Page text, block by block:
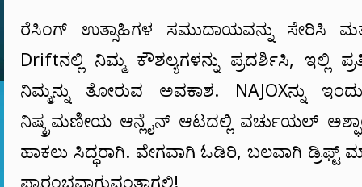
ರೆಸಿಂಗ್ ಉತ್ಸಾಹಿಗಳ ಸಮುದಾಯವನ್ನು ಸೇರಿಸಿ
Drift‌ನಲ್ಲಿ ನಿಮ್ಮ ಕೌಶಲ್ಯಗಳನ್ನು ಪ್ರದರ್ಶಿಸಿ, ಇಲ್ಲಿ
ನಿಮ್ಮನ್ನು ತೋರುವ ಅವಕಾಶ. NAJOXನ್ನು
ನಿಷ್ಕ್ರಮಣೀಯ ಆನ್ಲೈನ್ ಆಟದಲ್ಲಿ ವರ್ಚುಯಲ್
ಹಾಕಲು ಸಿದ್ಧರಾಗಿ. ವೇಗವಾಗಿ ಓಡಿರಿ, ಬಲವಾಗಿ ಡ್ರಿಫ್ಟ್
ಪ್ರಾರಂಭವಾಗುವಂತಾಗಲಿ!